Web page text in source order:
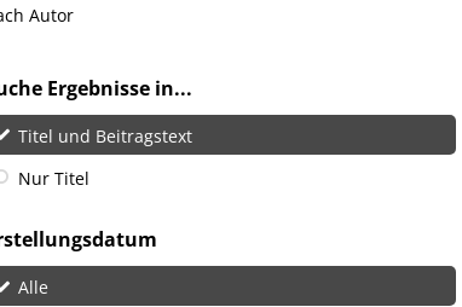
Autor
Ergebnisse in...
Titel und Beitragstext
Nur Titel
Alle